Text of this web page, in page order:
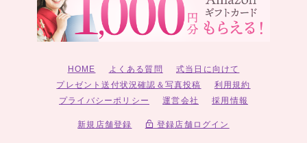
HOME よくある質問
式当日に向けて
プレゼント送付状況確認＆写真投稿
利用規約
プライバシーポリシー
運営会社 採用情報
新規店舗登録 登録店舗ログイン